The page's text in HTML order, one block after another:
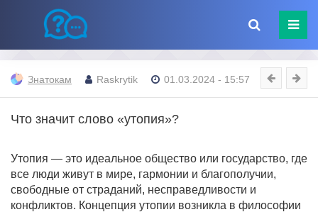
Знатокам Raskrytik 01.03.2024 - 15:57
Что значит слово «утопия»?
Утопия — это идеальное общество или государство, где
все люди живут в мире, гармонии и благополучии,
свободные от страданий, несправедливости и
конфликтов. Концепция утопии возникла в философии